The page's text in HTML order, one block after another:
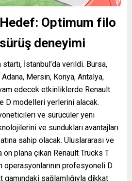
Optimum filo
deneyimi
startı, İstanbul’da verildi. Bursa,
Mersin, Konya, Antalya,
edecek etkinliklerde Renault
D modelleri yerlerini alacak.
ve sürücüler yeni
ve sundukları avantajları
sahip olacak. Uluslararası ve
plana çıkan Renault Trucks T
operasyonlarının profesyoneli D
sağlamlığıyla dikkat